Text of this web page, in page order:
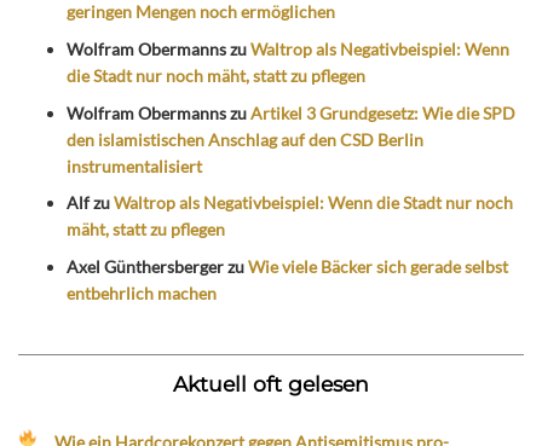
geringen Mengen noch ermöglichen
Wolfram ObermannszuWaltrop als Negativbeispiel: Wenn
die Stadt nur noch mäht, statt zu pflegen
Wolfram ObermannszuArtikel 3 Grundgesetz: Wie die SPD
den islamistischen Anschlag auf den CSD Berlin
instrumentalisiert
AlfzuWaltrop als Negativbeispiel: Wenn die Stadt nur noch
mäht, statt zu pflegen
Axel GünthersbergerzuWie viele Bäcker sich gerade selbst
entbehrlich machen
Aktuell oft gelesen
Wie ein Hardcorekonzert gegen Antisemitismus pro-